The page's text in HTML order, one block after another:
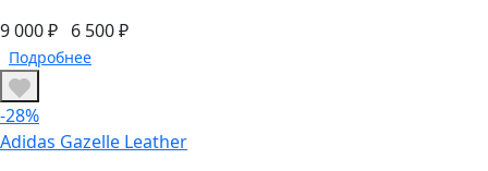
9 000 ₽ 6 500 ₽
Подробнее
-28%
Adidas Gazelle Leather